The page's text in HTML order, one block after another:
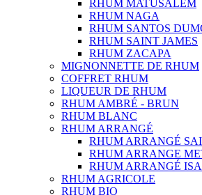
RHUM MATUSALEM
RHUM NAGA
RHUM SANTOS
RHUM SAINT JAMES
RHUM ZACAPA
MIGNONNETTE DE RHUM
COFFRET RHUM
LIQUEUR DE RHUM
RHUM AMBRÉ - BRUN
RHUM BLANC
RHUM ARRANGÉ
RHUM ARRANGÉ
RHUM ARRANGE
RHUM ARRANGÉ
RHUM AGRICOLE
RHUM BIO